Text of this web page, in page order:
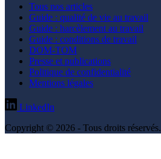
Tous nos articles
Guide : qualité de vie au travail
Guide : harcèlement au travail
Guide : conditions de travail
DOM-TOM
Presse et publications
Politique de confidentialité
Mentions légales
LinkedIn
Copyright © 2026 - Tous droits réservés.